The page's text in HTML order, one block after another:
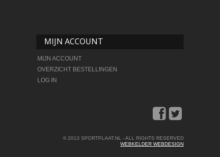
MIJN ACCOUNT
MIJN ACCOUNT
OVERZICHT BESTELLINGEN
LOG IN
© 2013 SPORTPLAAT.NL - ALL RIGHTS RESERVED
WEBKELDER WEBDESIGN